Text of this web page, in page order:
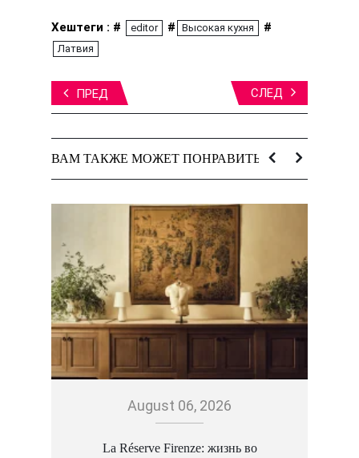
Хештеги : # editor # Высокая кухня #
Латвия
ПРЕД СЛЕД
ВАМ ТАКЖЕ МОЖЕТ ПОНРАВИТЬСЯ:
August 06, 2026
La Réserve Firenze: жизнь во